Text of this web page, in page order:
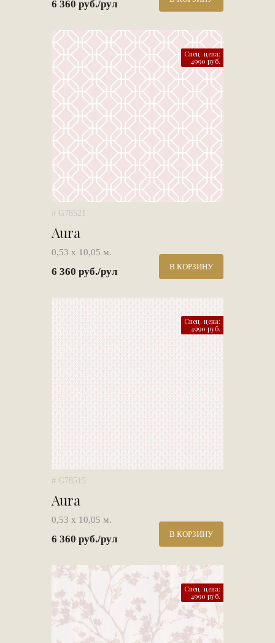
6 360 руб./рул
Спец. цена:
4990 руб.
# G78521
Aura
0,53 х 10,05 м.
6 360 руб./рул В КОРЗИНУ
Спец. цена:
4990 руб.
# G78515
Aura
0,53 х 10,05 м.
6 360 руб./рул В КОРЗИНУ
Спец. цена:
4990 руб.